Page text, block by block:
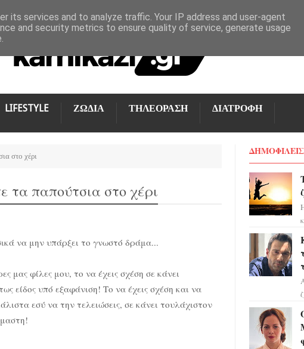
LIFESTYLE ΖΩΔΙΑ ΤΗΛΕΟΡΑΣΗ ΔΙΑΤΡΟΦΗ
στο χέρι
τα παπούτσια στο χέρι
να μην υπάρξει το γνωστό δράμα...
μας φίλες μου, το να έχεις σχέση σε κάνει
είδος υπό εξαφάνιση! Το να έχεις σχέση και να
εσύ να την τελειώσεις, σε κάνει τουλάχιστον
its services and to analyze traffic. Your IP address and user-agent
and security metrics to ensure quality of service, generate usage